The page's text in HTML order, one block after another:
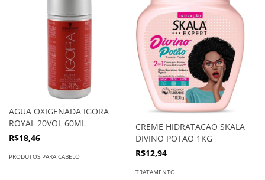
AGUA OXIGENADA IGORA
ROYAL 20VOL 60ML
R$18,46
PRODUTOS PARA CABELO
CREME HIDRATACAO SKALA
DIVINO POTAO 1KG
R$12,94
TRATAMENTO